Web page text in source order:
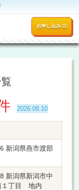
お申し込み
2026.08.10
新潟県燕市渡部
新潟県新潟市中
１丁目 地内